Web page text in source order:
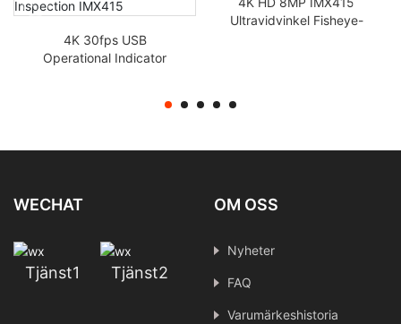
4K 30fps USB
Operational Indicator
Industriell kamerasyn
Ultravidvinkel Fisheye-
WECHAT
Tjänst1 Tjänst2
OM OSS
Nyheter
FAQ
Varumärkeshistoria